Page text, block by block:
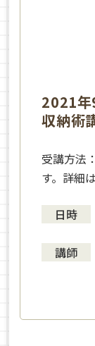
2021年
収納術
受講方法
す。詳細
日時
講師